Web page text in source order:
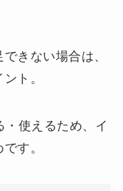
きない場合は、
ト。
・使えるため、イ
す。